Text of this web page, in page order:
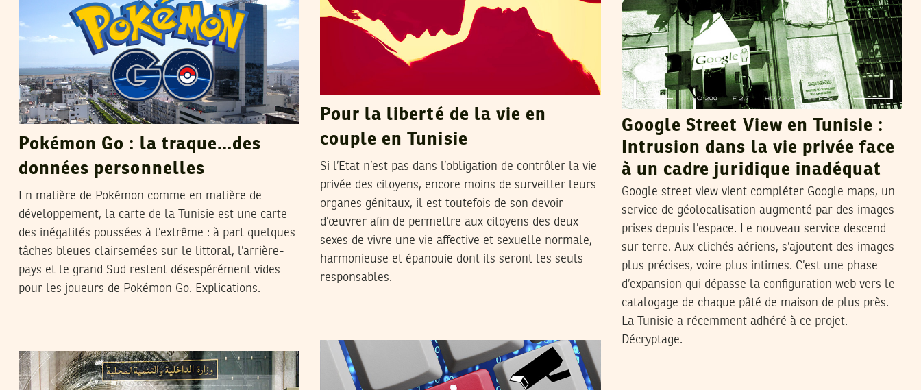
Pour la liberté de la vie en
couple en Tunisie
Si l’Etat n’est pas dans l’obligation de contrôler la vie
privée des citoyens, encore moins de surveiller leurs
organes génitaux, il est toutefois de son devoir
d’œuvrer afin de permettre aux citoyens des deux
sexes de vivre une vie affective et sexuelle normale,
harmonieuse et épanouie dont ils seront les seuls
responsables.
Google Street View en Tunisie :
Intrusion dans la vie privée face
à un cadre juridique inadéquat
Google street view vient compléter Google maps, un
service de géolocalisation augmenté par des images
prises depuis l’espace. Le nouveau service descend
sur terre. Aux clichés aériens, s’ajoutent des images
plus précises, voire plus intimes. C’est une phase
d’expansion qui dépasse la configuration web vers le
catalogage de chaque pâté de maison de plus près.
La Tunisie a récemment adhéré à ce projet.
Décryptage.
Pokémon Go : la traque…des
données personnelles
En matière de Pokémon comme en matière de
développement, la carte de la Tunisie est une carte
des inégalités poussées à l’extrême : à part quelques
tâches bleues clairsemées sur le littoral, l’arrière-
pays et le grand Sud restent désespérément vides
pour les joueurs de Pokémon Go. Explications.